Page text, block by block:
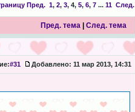
Пред. 1, 2, 3, 4, 5, 6, 7... 11 След.
Пред. тема| След. тема
#31 Добавлено: 11 мар 2013, 14:31